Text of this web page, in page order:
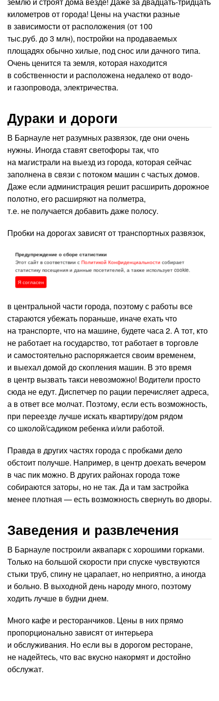
километров от города! Цены на участки разные
в зависимости от расположения (от 100
тыс.руб. до 3 млн), постройки на продаваемых
площадях обычно хилые, под снос или дачного типа.
Очень ценится та земля, которая находится
в собственности и расположена недалеко от водо-
и газопровода, электричества.
Дураки и дороги
В Барнауле нет разумных развязок, где они очень
нужны. Иногда ставят светофоры так, что
на магистрали на выезд из города, которая сейчас
заполнена в связи с потоком машин с частых домов.
Даже если администрация решит расширить дорожное
полотно, его расширяют на полметра,
т.е. не получается добавить даже полосу.
Пробки на дорогах зависят от транспортных развязок,
быстро (минимум за час) выехать в конец рабочего дня
считается чудом. Обычно машины собираются в пять
и рассасываются в полвосьмого. Все
в центральной части города, поэтому с работы все
стараются убежать пораньше, иначе ехать что
на транспорте, что на машине, будете часа 2. А тот, кто
не работает на государство, тот работает в торговле
и самостоятельно распоряжается своим временем,
и выехал домой до скопления машин. В это время
в центр вызвать такси невозможно! Водители просто
сюда не едут. Диспетчер по рации перечисляет адреса,
а в ответ все молчат. Поэтому, если есть возможность,
при переезде лучше искать квартиру/дом рядом
со школой/садиком ребенка и/или работой.
Правда в других частях города с пробками дело
обстоит получше. Например, в центр доехать вечером
в час пик можно. В других районах города тоже
собираются заторы, но не так. Да и там застройка
менее плотная — есть возможность свернуть во дворы.
Заведения и развлечения
В Барнауле построили аквапарк с хорошими горками.
Только на большой скорости при спуске чувствуются
стыки труб, спину не царапает, но неприятно, а иногда
и больно. В выходной день народу много, поэтому
ходить лучше в будни днем.
Много кафе и ресторанчиков. Цены в них прямо
пропорционально зависят от интерьера
и обслуживания. Но если вы в дорогом ресторане,
не надейтесь, что вас вкусно накормят и достойно
обслужат.
Предупреждение о сборе статистики
Этот сайт в соответствии сПолитикой Конфиденциальности собирает
статистику посещения и данные посетителей, а также использует cookie.
Я согласен